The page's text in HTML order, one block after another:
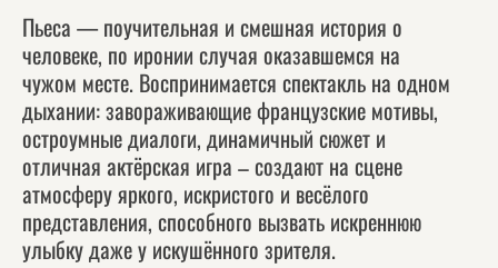
Пьеса — поучительная и смешная история о
человеке, по иронии случая оказавшемся на
чужом месте. Воспринимается спектакль на одном
дыхании: завораживающие французские мотивы,
остроумные диалоги, динамичный сюжет и
отличная актёрская игра – создают на сцене
атмосферу яркого, искристого и весёлого
представления, способного вызвать искреннюю
улыбку даже у искушённого зрителя.